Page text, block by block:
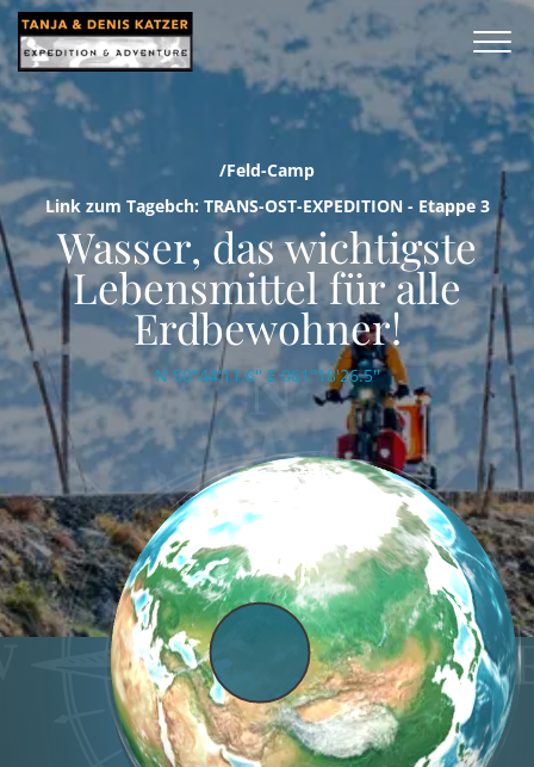
/Feld-Camp
Link zum Tagebch: TRANS-OST-EXPEDITION - Etappe 3
Wasser, das wichtigste
Lebensmittel für alle
Erdbewohner!
N 50°44'11.6'' E 061°18'26.5''